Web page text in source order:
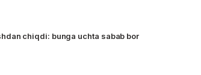
chiqdi: bunga uchta sabab bor